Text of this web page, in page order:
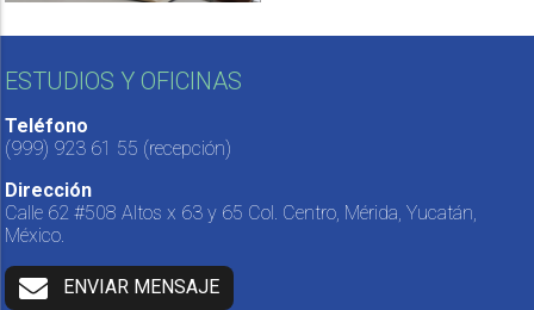
ESTUDIOS Y OFICINAS
Teléfono
(999) 923 61 55 (recepción)
Dirección
Calle 62 #508 Altos x 63 y 65 Col. Centro, Mérida, Yucatán,
México.
ENVIAR MENSAJE